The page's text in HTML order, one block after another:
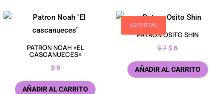
PATRON NOAH «EL
CASCANUECES»
$9
AÑADIR AL CARRITO
¡OFERTA!
PATRON OSITO SHIN
$7El
precio
original
$6El
precio
actual
AÑADIR AL CARRITO